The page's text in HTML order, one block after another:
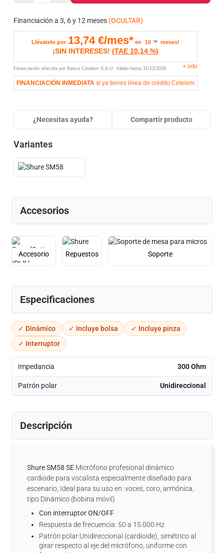
Financiación a 3, 6 y 12 meses (OCULTAR)
Llévatelo por 13,74€/mes* en meses!
¡SIN INTERESES! (TAE 10,14 %)
Financiación ofrecida por Banco Cetelem S.A.U. Válido hasta 31/12/2026 + info
FINANCIACIÓN INMEDIATA si ya tienes línea de crédito Cetelem
¿Necesitas ayuda? Compartir producto
Variantes
Accesorios
Accesorio Repuestos Soporte
Especificaciones
✓ Dinámico ✓ Incluye bolsa
✓ Incluye pinza
✓ Interruptor
Impedancia 300 Ohm
Patrón polar Unidireccional
Descripción
Shure SM58 SE Micrófono profesional dinámico
cardiode para vocalista especialmente diseñado para
escenario, Ideal para su uso en: voces, coro, armónica,
tipo Dinámico (bobina móvil)
Con interruptor ON/OFF
Respuesta de frecuencia: 50 a 15.000 Hz
Patrón polar:Unidireccional (cardioide), simétrico al
girar respecto al eje del micrófono, uniforme con